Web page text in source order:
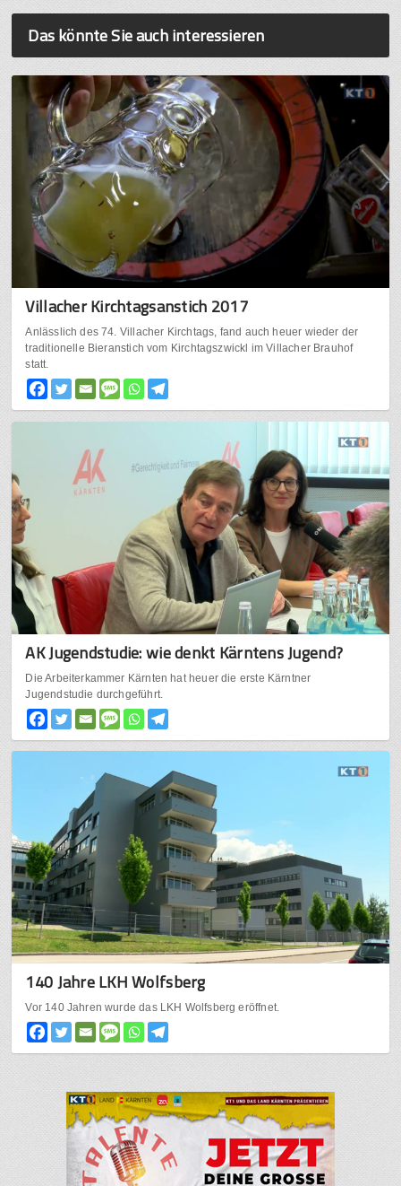
Das könnte Sie auch interessieren
Villacher Kirchtagsanstich 2017
Anlässlich des 74. Villacher Kirchtags, fand auch heuer wieder der
traditionelle Bieranstich vom Kirchtagszwickl im Villacher Brauhof
statt.
AK Jugendstudie: wie denkt Kärntens Jugend?
Die Arbeiterkammer Kärnten hat heuer die erste Kärntner
Jugendstudie durchgeführt.
140 Jahre LKH Wolfsberg
Vor 140 Jahren wurde das LKH Wolfsberg eröffnet.